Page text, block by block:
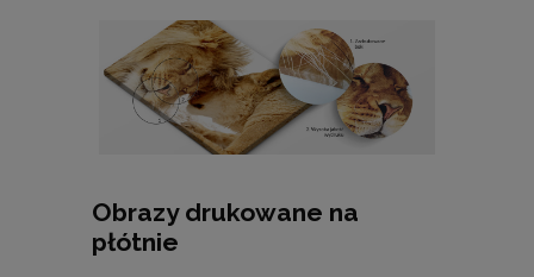
Obrazy drukowane na
płótnie